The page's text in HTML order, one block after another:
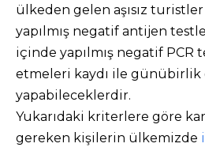
ülkeden gelen aşısız
yapılmış negatif antijen
içinde yapılmış negatif PCR
etmeleri kaydı ile günübirlik
yapabileceklerdir.
Yukarıdaki kriterlere göre
gereken kişilerin ülkemizde